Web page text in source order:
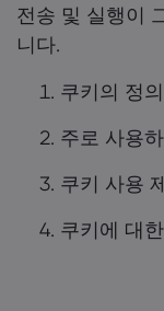
전송 및 실행이
니다.
쿠키의 정의
주로 사용
쿠키 사용
쿠키에 대